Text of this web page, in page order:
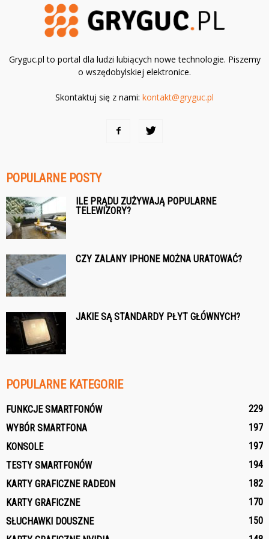
Gryguc.pl to portal dla ludzi lubiących nowe technologie. Piszemy
o wszędobylskiej elektronice.
Skontaktuj się z nami: kontakt@gryguc.pl
POPULARNE POSTY
ILE PRĄDU ZUŻYWAJĄ POPULARNE
TELEWIZORY?
CZY ZALANY IPHONE MOŻNA URATOWAĆ?
JAKIE SĄ STANDARDY PŁYT GŁÓWNYCH?
POPULARNE KATEGORIE
FUNKCJE SMARTFONÓW
229
WYBÓR SMARTFONA
197
KONSOLE
197
TESTY SMARTFONÓW
194
KARTY GRAFICZNE RADEON
182
KARTY GRAFICZNE
170
SŁUCHAWKI DOUSZNE
150